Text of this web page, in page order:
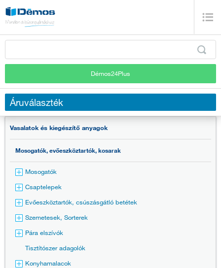
Démos24Plus
Áruválaszték
Vasalatok és kiegészítő anyagok
Mosogatók, evőeszköztartók, kosarak
Mosogatók
Csaptelepek
Evőeszköztartók, csúszásgátló betétek
Szemetesek, Sorterek
Pára elszívók
Tisztítószer adagolók
Konyhamalacok